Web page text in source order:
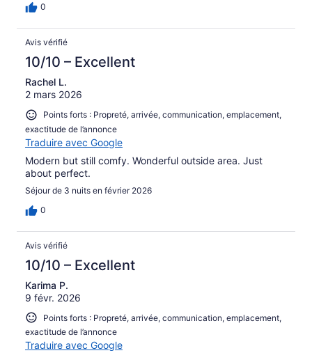
0
Avis vérifié
10/10 – Excellent
Rachel L.
2 mars 2026
Points forts : Propreté, arrivée, communication, emplacement,
exactitude de l’annonce
Traduire avec Google
Modern but still comfy. Wonderful outside area. Just
about perfect.
Séjour de 3 nuits en février 2026
0
Avis vérifié
10/10 – Excellent
Karima P.
9 févr. 2026
Points forts : Propreté, arrivée, communication, emplacement,
exactitude de l’annonce
Traduire avec Google